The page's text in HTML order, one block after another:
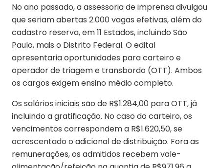
No ano passado, a assessoria de imprensa divulgou
que seriam abertas 2.000 vagas efetivas, além do
cadastro reserva, em 11 Estados, incluindo São
Paulo, mais o Distrito Federal. O edital
apresentaria oportunidades para carteiro e
operador de triagem e transbordo (OTT). Ambos
os cargos exigem ensino médio completo.
Os salários iniciais são de R$1.284,00 para OTT, já
incluindo a gratificação. No caso do carteiro, os
vencimentos correspondem a R$1.620,50, se
acrescentado o adicional de distribuição. Fora as
remunerações, os admitidos recebem vale-